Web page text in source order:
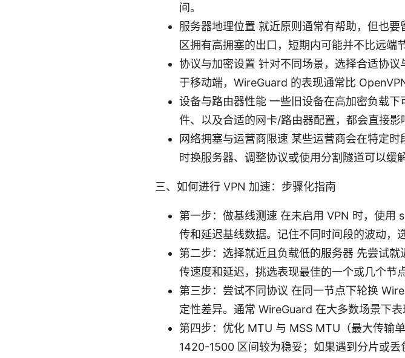
间。
服务器地理位置 就近原则通常有帮助，但也
区拥有高拥塞的出口，短期内可能并不比远端
协议与加密设置 针对不同场景，选择合适协
于移动端，WireGuard 的表现通常比
设备与路由器性能 一些旧设备在高加密负载
件、以及合适的网卡/路由器配置，都会直接影
网络拥塞与运营商限速 某些运营商会在特定
时换服务器、调整协议或使用分割隧道可以缓
三、如何进行 VPN 加速：步骤化指南
第一步：做基线测速 在未启用 VPN 时，使
传和延迟基线数据。记住不同时间段的波动，
第二步：选择就近且负载低的服务器 先尝试
传速度和延迟，挑选表现最佳的一个或几个节
第三步：尝试不同协议 在同一节点下轮换
定性差异。通常 WireGuard 在大多数场景下
第四步：优化 MTU 与 MSS MTU（最大传输
1420-1500 区间较为稳妥；如果遇到分片或丢